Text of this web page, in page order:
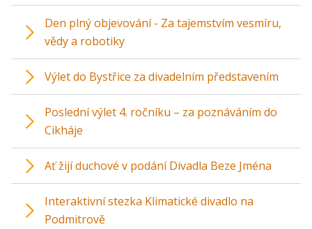
Den plný objevování - Za tajemstvím vesmíru,
vědy a robotiky
Výlet do Bystřice za divadelním představením
Poslední výlet 4. ročníku – za poznáváním do
Cikháje
Ať žijí duchové v podání Divadla Beze Jména
Interaktivní stezka Klimatické divadlo na
Podmitrově